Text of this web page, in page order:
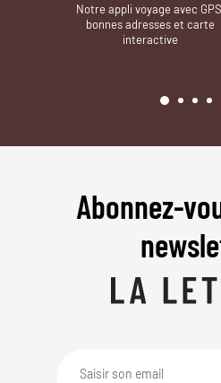
Notre appli voyage avec
bonnes adresses et carte
interactive
Abonnez-